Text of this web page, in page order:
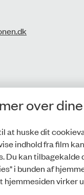
over
at huske dit
indhold fra film
Du kan tilbagekalde
i bunden af
hjemmesiden virker